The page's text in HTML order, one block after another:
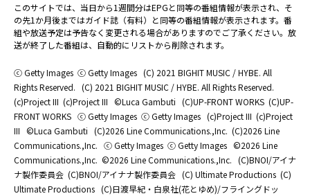
このサイトでは、当日から1週間分はEPGと同等の番組情報が表示され、そ
の先1か月後まではガイド誌（有料）と同等の番組情報が表示されます。番
組や放送予定は予告なく変更される場合がありますのでご了承ください。放
送が終了した番組は、自動的にリストから削除されます。
ⓒ Getty Images ⓒ Getty Images (C) 2021 BIGHIT MUSIC / HYBE. All
Rights Reserved. (C) 2021 BIGHIT MUSIC / HYBE. All Rights Reserved.
(c)Project III (c)Project III ©Luca Gambuti (C)UP-FRONT WORKS (C)UP-
FRONT WORKS ⓒ Getty Images ⓒ Getty Images (c)Project III (c)Project
III ©Luca Gambuti (C)2026 Line Communications.,Inc. (C)2026 Line
Communications.,Inc. ⓒ Getty Images ⓒ Getty Images ©2026 Line
Communications.,Inc. ©2026 Line Communications.,Inc. (C)BNOI/アイナ
ナ製作委員会 (C)BNOI/アイナナ製作委員会 (C) Ultimate Productions (C)
Ultimate Productions (C)日渡早紀・白泉社(花とゆめ)/フライングドッ